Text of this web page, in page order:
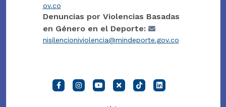
ov.co
Denuncias por Violencias Basadas
en Género en el Deporte:
nisilencioniviolencia@mindeporte.gov.co